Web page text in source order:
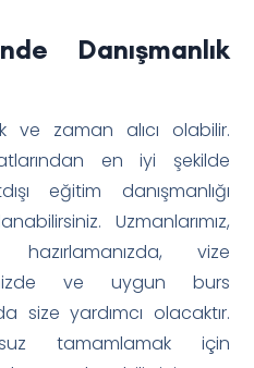
Danışmanlık
ve zaman alıcı olabilir.
en iyi şekilde
eğitim danışmanlığı
Uzmanlarımız,
vize
ve uygun burs
size yardımcı olacaktır.
tamamlamak için